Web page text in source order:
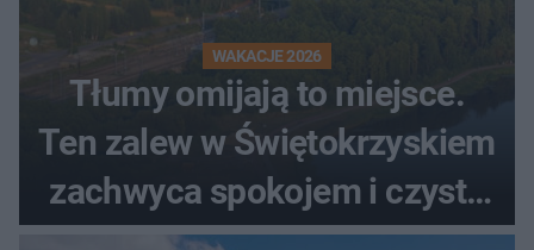
WAKACJE 2026
Tłumy omijają to miejsce.
Ten zalew w Świętokrzyskiem
zachwyca spokojem i czystą
wodą